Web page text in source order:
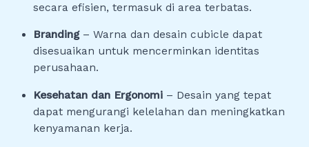
secara efisien, termasuk di area terbatas.
Branding– Warna dan desain cubicle dapat
disesuaikan untuk mencerminkan identitas
perusahaan.
Kesehatan dan Ergonomi – Desain yang tepat
dapat mengurangi kelelahan dan meningkatkan
kenyamanan kerja.